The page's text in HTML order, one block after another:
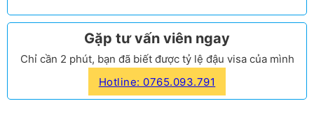
Gặp tư vấn viên ngay
Chỉ cần 2 phút, bạn đã biết được tỷ lệ đậu visa của mình
Hotline: 0765.093.791